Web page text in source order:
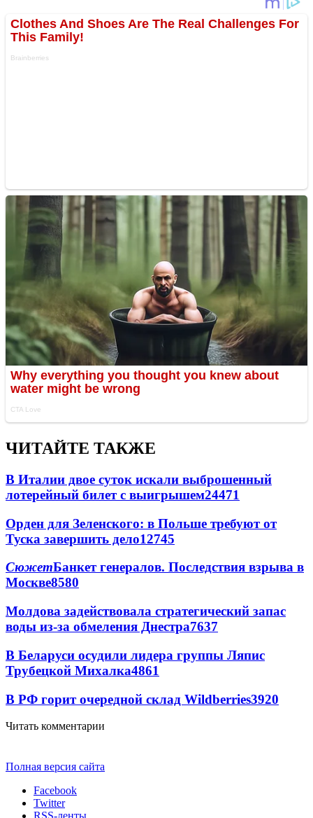
ЧИТАЙТЕ ТАКЖЕ
В Италии двое суток искали выброшенный
лотерейный билет с выигрышем24471
Орден для Зеленского: в Польше требуют от
Туска завершить дело12745
СюжетБанкет генералов. Последствия взрыва в
Москве8580
Молдова задействовала стратегический запас
воды из-за обмеления Днестра7637
В Беларуси осудили лидера группы Ляпис
Трубецкой Михалка4861
В РФ горит очередной склад Wildberries3920
Читать комментарии
Полная версия сайта
Facebook
Twitter